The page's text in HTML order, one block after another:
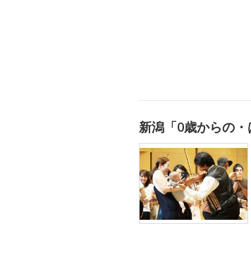
新潟「0歳からの